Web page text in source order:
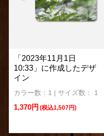
「2023年11月1日
10:33」に作成したデザ
イン
カラー数：1 | サイズ数： 1
1,370円 (税込1,507円)